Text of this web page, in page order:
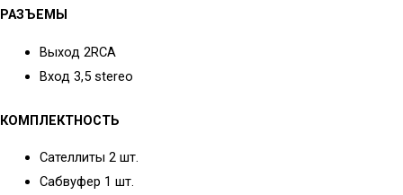
и микшеры
Внешние звуковые
карты
Комплекты
Микрофоны
РАЗЪЕМЫ
Выход 2RCA
Вход 3,5 stereo
КОМПЛЕКТНОСТЬ
Сателлиты 2 шт.
Сабвуфер 1 шт.